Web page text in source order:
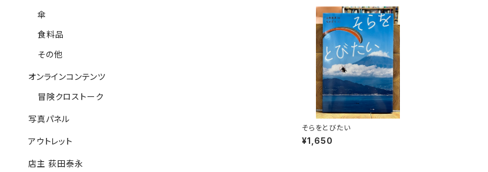
そらをとびたい
¥1,650
傘
食料品
その他
オンラインコンテンツ
冒険クロストーク
写真パネル
アウトレット
店主 荻田泰永